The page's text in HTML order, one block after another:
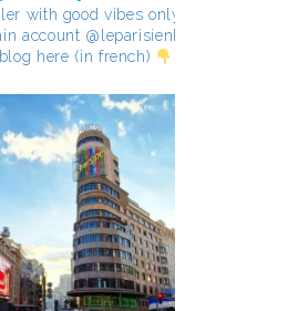
with good vibes only
account @leparisienheureux
here (in french)